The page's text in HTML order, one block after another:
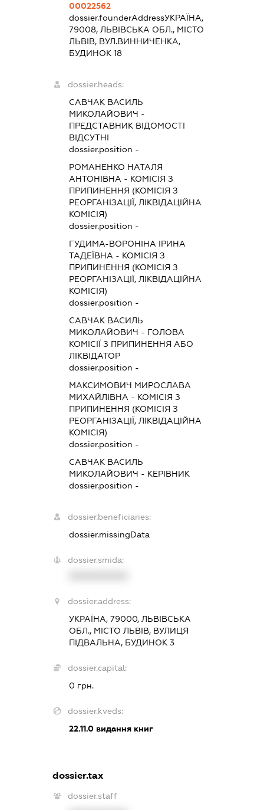
00022562
dossier.founderAddressУКРАЇНА,
79008, ЛЬВІВСЬКА ОБЛ., МІСТО
ЛЬВІВ, ВУЛ.ВИННИЧЕНКА,
БУДИНОК 18
dossier.heads:
САВЧАК ВАСИЛЬ
МИКОЛАЙОВИЧ -
ПРЕДСТАВНИК ВІДОМОСТІ
ВІДСУТНІ
dossier.position -
РОМАНЕНКО НАТАЛЯ
АНТОНІВНА - КОМІСІЯ З
ПРИПИНЕННЯ (КОМІСІЯ З
РЕОРГАНІЗАЦІЇ, ЛІКВІДАЦІЙНА
КОМІСІЯ)
dossier.position -
ГУДИМА-ВОРОНІНА ІРИНА
ТАДЕЇВНА - КОМІСІЯ З
ПРИПИНЕННЯ (КОМІСІЯ З
РЕОРГАНІЗАЦІЇ, ЛІКВІДАЦІЙНА
КОМІСІЯ)
dossier.position -
САВЧАК ВАСИЛЬ
МИКОЛАЙОВИЧ - ГОЛОВА
КОМІСІЇ З ПРИПИНЕННЯ АБО
ЛІКВІДАТОР
dossier.position -
МАКСИМОВИЧ МИРОСЛАВА
МИХАЙЛІВНА - КОМІСІЯ З
ПРИПИНЕННЯ (КОМІСІЯ З
РЕОРГАНІЗАЦІЇ, ЛІКВІДАЦІЙНА
КОМІСІЯ)
dossier.position -
САВЧАК ВАСИЛЬ
МИКОЛАЙОВИЧ - КЕРІВНИК
dossier.position -
dossier.beneficiaries:
dossier.missingData
dossier.smida:
dossier.address:
УКРАЇНА, 79000, ЛЬВІВСЬКА
ОБЛ., МІСТО ЛЬВІВ, ВУЛИЦЯ
ПІДВАЛЬНА, БУДИНОК 3
dossier.capital:
0 грн.
dossier.kveds:
22.11.0 видання книг
dossier.tax
dossier.staff